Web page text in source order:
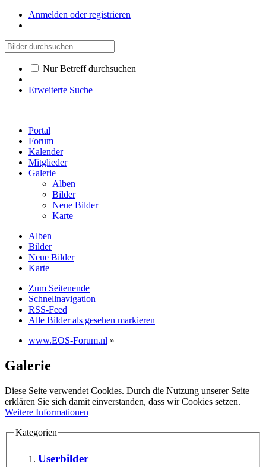
Anmelden oder registrieren
Nur Betreff durchsuchen
Erweiterte Suche
Portal
Forum
Kalender
Mitglieder
Galerie
Alben
Bilder
Neue Bilder
Karte
Alben
Bilder
Neue Bilder
Karte
Zum Seitenende
Schnellnavigation
RSS-Feed
Alle Bilder als gesehen markieren
www.EOS-Forum.nl »
Galerie
Diese Seite verwendet Cookies. Durch die Nutzung unserer Seite
erklären Sie sich damit einverstanden, dass wir Cookies setzen.
Weitere Informationen
Kategorien
Userbilder